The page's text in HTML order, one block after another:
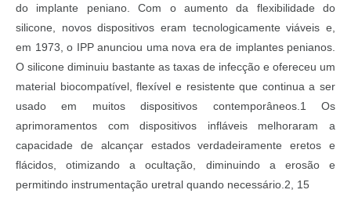
do implante peniano. Com o aumento da flexibilidade do
silicone, novos dispositivos eram tecnologicamente viáveis e,
em 1973, o IPP anunciou uma nova era de implantes penianos.
O silicone diminuiu bastante as taxas de infecção e ofereceu um
material biocompatível, flexível e resistente que continua a ser
usado em muitos dispositivos contemporâneos.1 Os
aprimoramentos com dispositivos infláveis melhoraram a
capacidade de alcançar estados verdadeiramente eretos e
flácidos, otimizando a ocultação, diminuindo a erosão e
permitindo instrumentação uretral quando necessário.2, 15